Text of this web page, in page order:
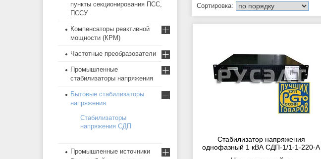
Стабилизатор напряжения
однофазный 1 кВА СДП-1/1-1-220-А
пункты секционирования ПСС,
ПССУ
Компенсаторы реактивной
мощности (КРМ)
Частотные преобразователи
Промышленные
стабилизаторы напряжения
Бытовые стабилизаторы
напряжения
Стабилизаторы
напряжения СДП
Промышленные источники